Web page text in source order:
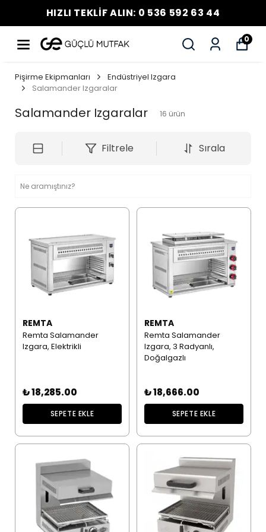
HIZLI TEKLİF ALIN: 0 536 592 63 44
0
Pişirme Ekipmanları
Endüstriyel Izgara
Salamander Izgaralar
Salamander Izgaralar 16 ürün
Filtrele Sırala
REMTA
Remta Salamander
Izgara, Elektrikli
₺ 18,285.00
SEPETE EKLE
REMTA
Remta Salamander
Izgara, 3 Radyanlı,
Doğalgazlı
₺ 18,666.00
SEPETE EKLE